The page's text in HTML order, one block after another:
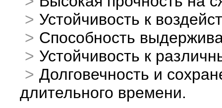
Устойчивость к
Способность
Устойчивость к
Долговечность и
длительного времени.